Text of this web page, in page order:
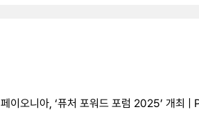
페이오니아, ‘퓨처 포워드 포럼 2025’ 개최